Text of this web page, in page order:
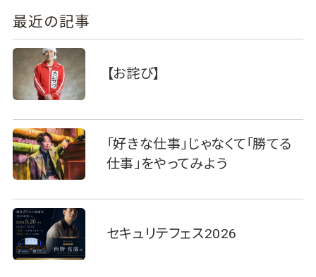
最近の記事
【お詫び】
「好きな仕事」じゃなくて「勝てる
仕事」をやってみよう
セキュリテフェス2026